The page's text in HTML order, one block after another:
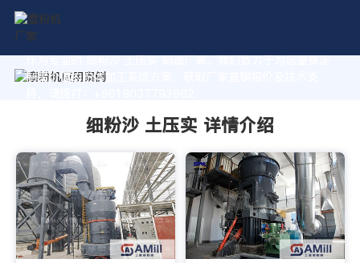
作为专业的 细粉沙 土压实 制造厂家，我们致力于为您量身定
制高价值的粉体加工系统方案。获取厂家直销报价及技术支
细粉沙 土压实 详情介绍